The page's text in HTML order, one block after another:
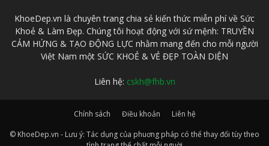
KhoeDep.vn là chuyên trang chia sẻ kiến thức miễn phí về Sức
Khoẻ & Làm Đẹp. Chúng tôi hoạt động với sứ mệnh: TRUYỀN
CẢM HỨNG & TẠO ĐỘNG LỰC nhằm mang đến cho mỗi người
Việt Nam một SỨC KHOẺ & VẺ ĐẸP TOÀN DIỆN
Liên hệ: cskh@fhb.vn
Chính sách Điều khoản
Liên hệ
© KhoeDep.vn - Lưu ý: Tác dụng của phuơng pháp có thể thay đổi tùy theo